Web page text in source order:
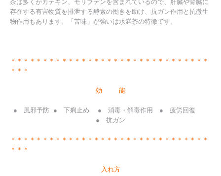
茶は多くがカテキン、モリブデンを含まれているので、肝臓や腎臓に
存在する有害物質を排泄する酵素の働きを助け、抗ガン作用と抗微生
物作用もあります。「苦味」が強いは水満茶の特徴です。
＊＊＊＊＊＊＊＊＊＊＊＊＊＊＊＊＊＊＊＊＊＊＊＊＊＊＊＊＊＊＊
＊＊＊
効 能
● 風邪予防 ● 下痢止め ● 消毒・解毒作用 ● 疲労回復
● 抗ガン
＊＊＊＊＊＊＊＊＊＊＊＊＊＊＊＊＊＊＊＊＊＊＊＊＊＊＊＊＊＊＊
＊＊＊
入れ方